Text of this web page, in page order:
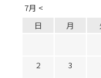
7月 <
日 月
2
3